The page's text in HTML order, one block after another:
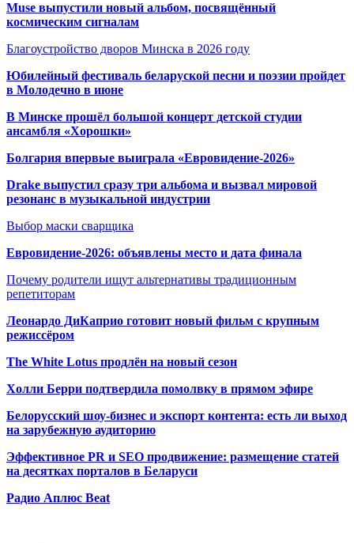
Muse выпустили новый альбом, посвящённый
космическим сигналам
Благоустройство дворов Минска в 2026 году
Юбилейный фестиваль беларуской песни и поэзии пройдет
в Молодечно в июне
В Минске прошёл большой концерт детской студии
ансамбля «Хорошки»
Болгария впервые выиграла «Евровидение-2026»
Drake выпустил сразу три альбома и вызвал мировой
резонанс в музыкальной индустрии
Выбор маски сварщика
Евровидение-2026: объявлены место и дата финала
Почему родители ищут альтернативы традиционным
репетиторам
Леонардо ДиКаприо готовит новый фильм с крупным
режиссёром
The White Lotus продлён на новый сезон
Холли Берри подтвердила помолвку в прямом эфире
Белорусский шоу-бизнес и экспорт контента: есть ли выход
на зарубежную аудиторию
Эффективное PR и SEO продвижение: размещение статей
на десятках порталов в Беларуси
Радио Аплюс Beat